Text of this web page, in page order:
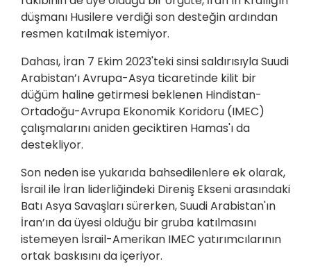
düşmanı Husilere verdiği son desteğin ardından
resmen katılmak istemiyor.
Dahası, İran 7 Ekim 2023'teki sinsi saldırısıyla Suudi
Arabistan’ı Avrupa-Asya ticaretinde kilit bir
düğüm haline getirmesi beklenen Hindistan-
Ortadoğu-Avrupa Ekonomik Koridoru (IMEC)
çalışmalarını aniden geciktiren Hamas'ı da
destekliyor.
Son neden ise yukarıda bahsedilenlere ek olarak,
İsrail ile İran liderliğindeki Direniş Ekseni arasındaki
Batı Asya Savaşları sürerken, Suudi Arabistan'ın
İran’ın da üyesi olduğu bir gruba katılmasını
istemeyen İsrail-Amerikan IMEC yatırımcılarının
ortak baskısını da içeriyor.